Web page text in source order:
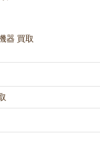
器 買取